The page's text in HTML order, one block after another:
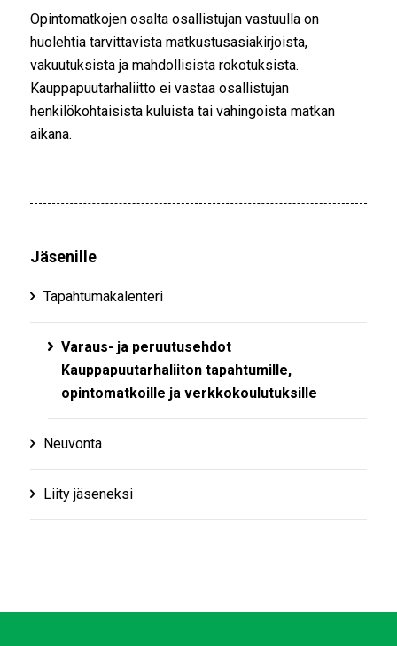
Opintomatkojen osalta osallistujan vastuulla on
huolehtia tarvittavista matkustusasiakirjoista,
vakuutuksista ja mahdollisista rokotuksista.
Kauppapuutarhaliitto ei vastaa osallistujan
henkilökohtaisista kuluista tai vahingoista matkan
aikana.
Jäsenille
Tapahtumakalenteri
Varaus- ja peruutusehdot
Kauppapuutarhaliiton tapahtumille,
opintomatkoille ja verkkokoulutuksille
Neuvonta
Liity jäseneksi